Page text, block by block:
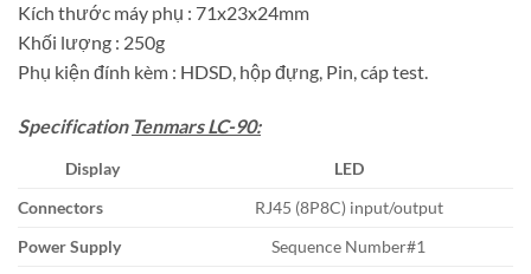
Kích thước máy phụ : 71x23x24mm
Khối lượng : 250g
Phụ kiện đính kèm : HDSD, hộp đựng, Pin, cáp test.
Specification Tenmars LC-90:
Display
LED
Connectors
RJ45 (8P8C) input/output
Power Supply
Sequence Number#1